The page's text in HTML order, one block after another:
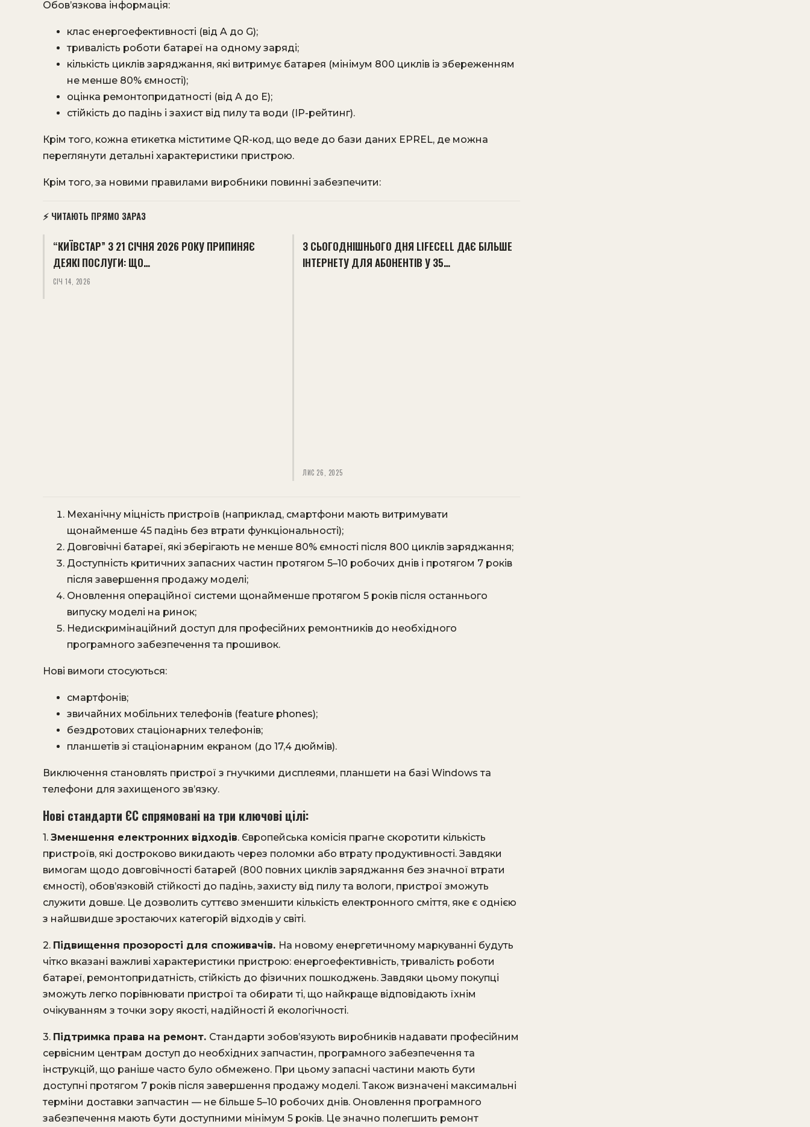
Обов’язкова інформація:
клас енергоефективності (від A до G);
тривалість роботи батареї на одному заряді;
кількість циклів заряджання, які витримує батарея (мінімум 800 циклів із збереженням
не менше 80% ємності);
оцінка ремонтопридатності (від A до E);
стійкість до падінь і захист від пилу та води (IP-рейтинг).​
Крім того, кожна етикетка міститиме QR-код, що веде до бази даних EPREL, де можна
переглянути детальні характеристики пристрою. ​
Крім того, за новими правилами виробники повинні забезпечити:​
⚡ ЧИТАЮТЬ ПРЯМО ЗАРАЗ
“КИЇВСТАР” З 21 СІЧНЯ 2026 РОКУ ПРИПИНЯЄ
ДЕЯКІ ПОСЛУГИ: ЩО…
СІЧ 14, 2026
З СЬОГОДНІШНЬОГО ДНЯ LIFECELL ДАЄ БІЛЬШЕ
ІНТЕРНЕТУ ДЛЯ АБОНЕНТІВ У 35…
ЛИС 26, 2025
Механічну міцність пристроїв (наприклад, смартфони мають витримувати
щонайменше 45 падінь без втрати функціональності);
Довговічні батареї, які зберігають не менше 80% ємності після 800 циклів заряджання;
Доступність критичних запасних частин протягом 5–10 робочих днів і протягом 7 років
після завершення продажу моделі;
Оновлення операційної системи щонайменше протягом 5 років після останнього
випуску моделі на ринок;
Недискримінаційний доступ для професійних ремонтників до необхідного
програмного забезпечення та прошивок. ​
Нові вимоги стосуються:​
смартфонів;
звичайних мобільних телефонів (feature phones);
бездротових стаціонарних телефонів;
планшетів зі стаціонарним екраном (до 17,4 дюймів).​
Виключення становлять пристрої з гнучкими дисплеями, планшети на базі Windows та
телефони для захищеного зв’язку. ​
Нові стандарти ЄС спрямовані на три ключові цілі:
1. Зменшення електронних відходів. Європейська комісія прагне скоротити кількість
пристроїв, які достроково викидають через поломки або втрату продуктивності. Завдяки
вимогам щодо довговічності батарей (800 повних циклів заряджання без значної втрати
ємності), обов’язковій стійкості до падінь, захисту від пилу та вологи, пристрої зможуть
служити довше. Це дозволить суттєво зменшити кількість електронного сміття, яке є однією
з найшвидше зростаючих категорій відходів у світі.
2. Підвищення прозорості для споживачів. На новому енергетичному маркуванні будуть
чітко вказані важливі характеристики пристрою: енергоефективність, тривалість роботи
батареї, ремонтопридатність, стійкість до фізичних пошкоджень. Завдяки цьому покупці
зможуть легко порівнювати пристрої та обирати ті, що найкраще відповідають їхнім
очікуванням з точки зору якості, надійності й екологічності.
3. Підтримка права на ремонт. Стандарти зобов’язують виробників надавати професійним
сервісним центрам доступ до необхідних запчастин, програмного забезпечення та
інструкцій, що раніше часто було обмежено. При цьому запасні частини мають бути
доступні протягом 7 років після завершення продажу моделі. Також визначені максимальні
терміни доставки запчастин — не більше 5–10 робочих днів. Оновлення програмного
забезпечення мають бути доступними мінімум 5 років. Це значно полегшить ремонт